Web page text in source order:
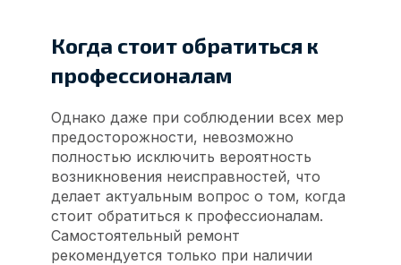
Когда стоит обратиться к
профессионалам
Однако даже при соблюдении всех мер
предосторожности, невозможно
полностью исключить вероятность
возникновения неисправностей, что
делает актуальным вопрос о том, когда
стоит обратиться к профессионалам.
Самостоятельный ремонт
рекомендуется только при наличии